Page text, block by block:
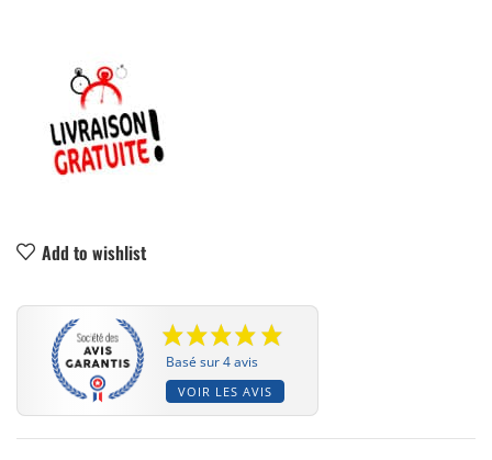
Add to wishlist
Basé sur 4 avis
VOIR LES AVIS